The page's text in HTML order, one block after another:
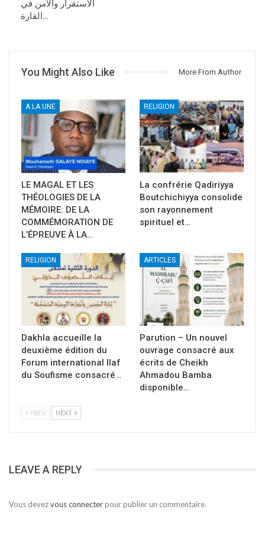
الاستقرار والأمن في
القارة…
You Might Also Like More From Author
A LA UNE
LE MAGAL ET LES
THÉOLOGIES DE LA
MÉMOIRE: DE LA
COMMÉMORATION DE
L’ÉPREUVE À LA…
RELIGION
La confrérie Qadiriyya
Boutchichiyya consolide
son rayonnement
spirituel et…
RELIGION
Dakhla accueille la
deuxième édition du
Forum international Ilaf
du Soufisme consacré…
ARTICLES
Parution – Un nouvel
ouvrage consacré aux
écrits de Cheikh
Ahmadou Bamba
disponible…
PREV NEXT
LEAVE A REPLY
Vous devezvous connecterpour publier un commentaire.